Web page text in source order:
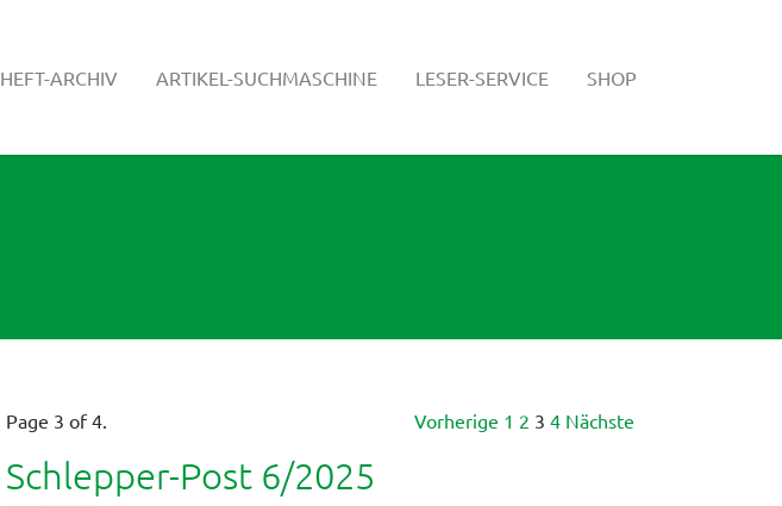
HEFT-ARCHIV ARTIKEL-SUCHMASCHINE LESER-SERVICE SHOP
Page 3 of 4. Vorherige 1 2 3 4 Nächste
Schlepper-Post 6/2025